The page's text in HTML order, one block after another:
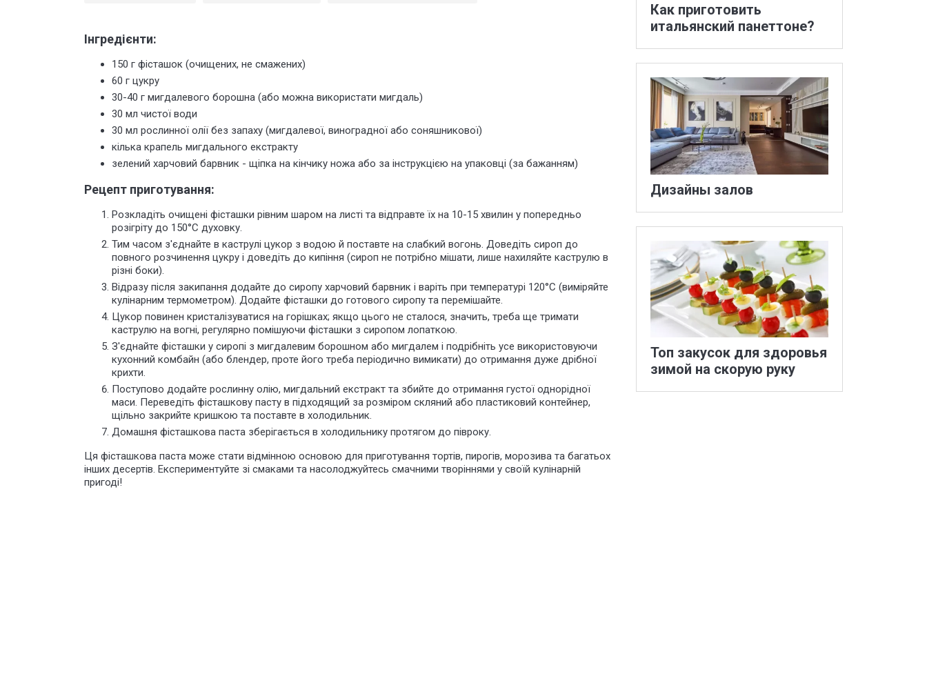
Інгредієнти:
150 г фісташок (очищених, не смажених)
60 г цукру
30-40 г мигдалевого борошна (або можна використати мигдаль)
30 мл чистої води
30 мл рослинної олії без запаху (мигдалевої, виноградної або соняшникової)
кілька крапель мигдального екстракту
зелений харчовий барвник - щіпка на кінчику ножа або за інструкцією на упаковці (за бажанням)
Рецепт приготування:
Розкладіть очищені фісташки рівним шаром на листі та відправте їх на 10-15 хвилин у попередньо
розігріту до 150°C духовку.
Тим часом з'єднайте в каструлі цукор з водою й поставте на слабкий вогонь. Доведіть сироп до
повного розчинення цукру і доведіть до кипіння (сироп не потрібно мішати, лише нахиляйте каструлю в
різні боки).
Відразу після закипання додайте до сиропу харчовий барвник і варіть при температурі 120°C (виміряйте
кулінарним термометром). Додайте фісташки до готового сиропу та перемішайте.
Цукор повинен кристалізуватися на горішках; якщо цього не сталося, значить, треба ще тримати
каструлю на вогні, регулярно помішуючи фісташки з сиропом лопаткою.
З'єднайте фісташки у сиропі з мигдалевим борошном або мигдалем і подрібніть усе використовуючи
кухонний комбайн (або блендер, проте його треба періодично вимикати) до отримання дуже дрібної
крихти.
Поступово додайте рослинну олію, мигдальний екстракт та збийте до отримання густої однорідної
маси. Переведіть фісташкову пасту в підходящий за розміром скляний або пластиковий контейнер,
щільно закрийте кришкою та поставте в холодильник.
Домашня фісташкова паста зберігається в холодильнику протягом до півроку.
Ця фісташкова паста може стати відмінною основою для приготування тортів, пирогів, морозива та багатьох
інших десертів. Експериментуйте зі смаками та насолоджуйтесь смачними творіннями у своїй кулінарній
пригоді!
Как приготовить
итальянский панеттоне?
Дизайны залов
Топ закусок для здоровья
зимой на скорую руку